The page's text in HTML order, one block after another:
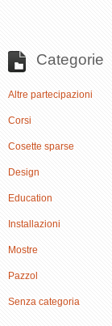
Categorie
Altre partecipazioni
Corsi
Cosette sparse
Design
Education
Installazioni
Mostre
Pazzol
Senza categoria